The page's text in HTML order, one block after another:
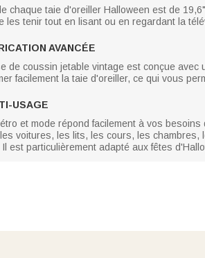
chaque taie d'oreiller Halloween est de
les tenir tout en lisant ou en regardant la
AVANCÉE
de coussin jetable vintage est conçue avec
facilement la taie d'oreiller, ce qui vous
USAGE
et mode répond facilement à vos
voitures, les lits, les cours, les
est particulièrement adapté aux fêtes